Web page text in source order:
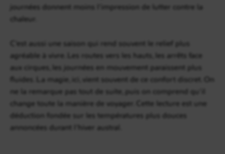
journées donnent moins l’impression de lutter contre la
chaleur.
C’est aussi une saison qui rend souvent le relief plus
agréable à vivre. Les routes vers les hauts, les arrêts face
aux cirques, les journées en mouvement paraissent plus
fluides. La magie, ici, vient souvent de ce confort discret. On
ne la remarque pas tout de suite, puis on comprend qu’il
change toute la manière de voyager. Cette lecture est une
déduction fondée sur les températures plus douces
annoncées durant l’hiver austral.